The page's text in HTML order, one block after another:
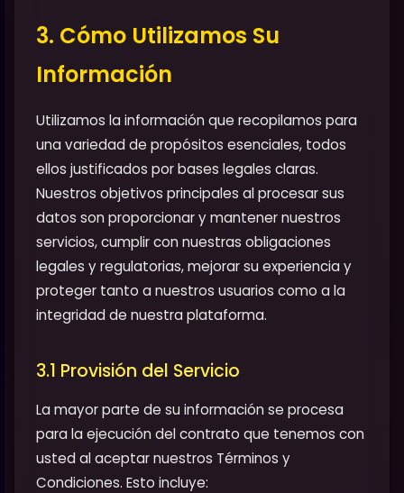
3. Cómo Utilizamos Su
Información
Utilizamos la información que recopilamos para
una variedad de propósitos esenciales, todos
ellos justificados por bases legales claras.
Nuestros objetivos principales al procesar sus
datos son proporcionar y mantener nuestros
servicios, cumplir con nuestras obligaciones
legales y regulatorias, mejorar su experiencia y
proteger tanto a nuestros usuarios como a la
integridad de nuestra plataforma.
3.1 Provisión del Servicio
La mayor parte de su información se procesa
para la ejecución del contrato que tenemos con
usted al aceptar nuestros Términos y
Condiciones. Esto incluye: